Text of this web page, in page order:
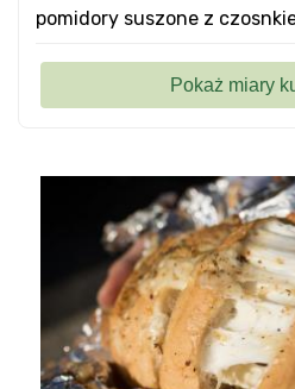
pomidory suszone z